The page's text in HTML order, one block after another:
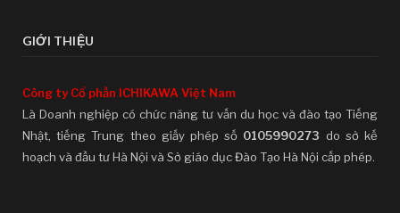
GIỚI THIỆU
Công ty Cổ phần ICHIKAWA Việt Nam
Là Doanh nghiệp có chức năng tư vấn du học và đào tạo Tiếng
Nhật, tiếng Trung theo giấy phép số 0105990273 do sở kế
hoạch và đầu tư Hà Nội và Sở giáo dục Đào Tạo Hà Nội cấp phép.